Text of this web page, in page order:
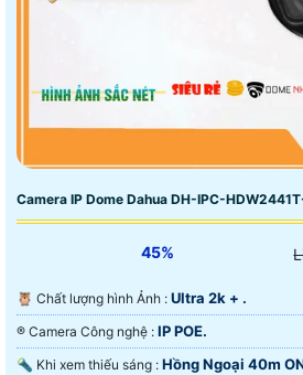
Camera IP Dome Dahua DH-IPC-
45%
🦉 Chất lượng hình Ảnh : Ultra 2k + .
®️ Camera Công nghệ : IP POE.
🔦 Khi xem thiếu sáng : Hồng Ngoại 40m